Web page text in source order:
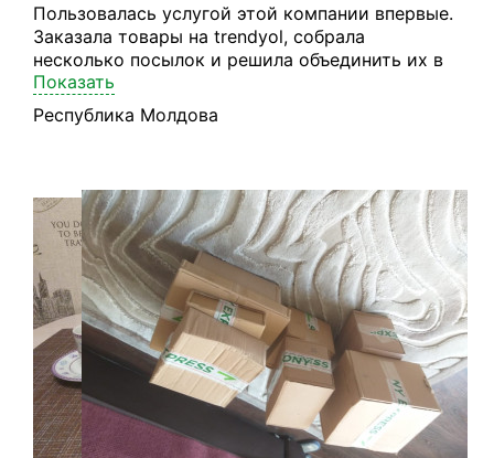
Пользовалась услугой этой компании впервые.
Заказала товары на trendyol, собрала
несколько посылок и решила объединить их в
одну. Спасибо команде ebanderol за помощь в
оформлении, быстро отвечали на все мои
вопросы. Все пришло быстро и в отличном
Показать
Республика Молдова